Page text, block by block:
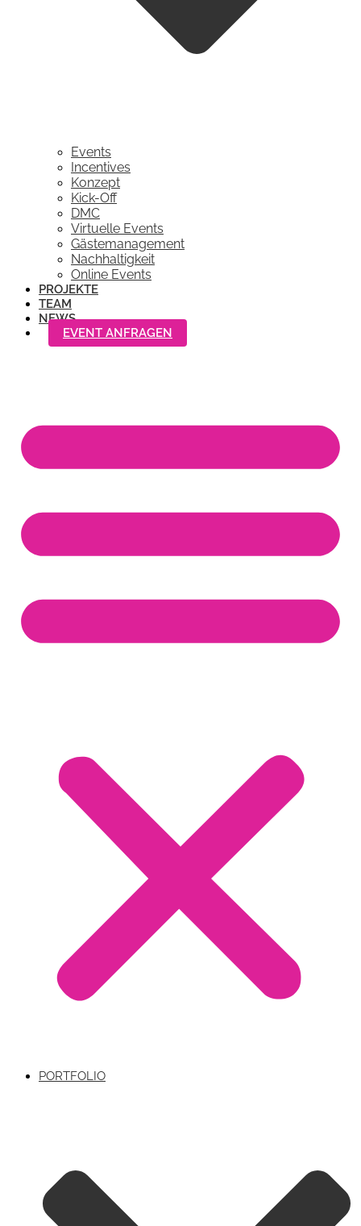
Events
Incentives
Konzept
Kick-Off
DMC
Virtuelle Events
Gästemanagement
Nachhaltigkeit
Online Events
PROJEKTE
TEAM
NEWS
EVENT ANFRAGEN
PORTFOLIO